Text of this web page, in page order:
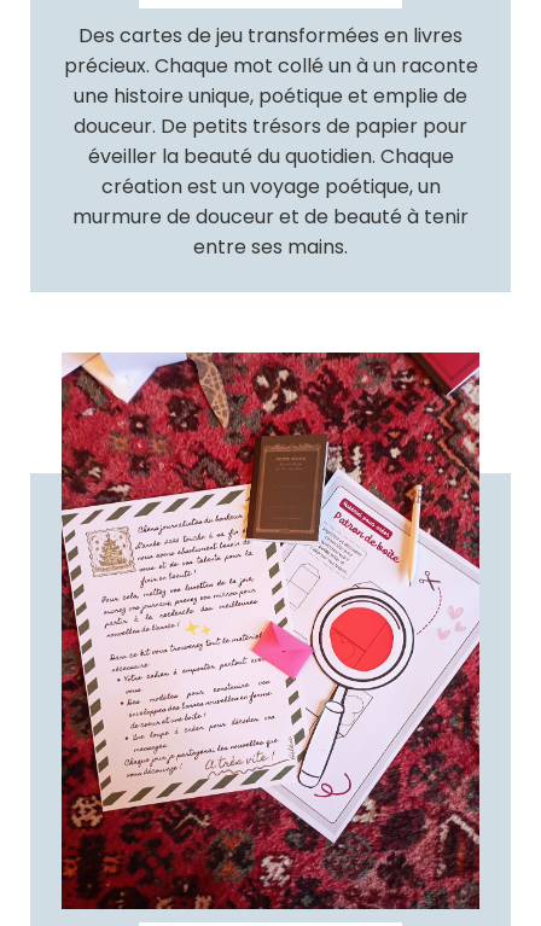
Des cartes de jeu transformées en livres
précieux. Chaque mot collé un à un raconte
une histoire unique, poétique et emplie de
douceur. De petits trésors de papier pour
éveiller la beauté du quotidien. Chaque
création est un voyage poétique, un
murmure de douceur et de beauté à tenir
entre ses mains.